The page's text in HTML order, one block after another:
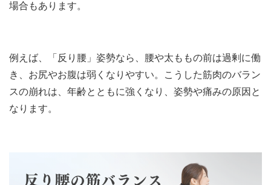
場合もあります。
例えば、「反り腰」姿勢なら、腰や太ももの前は過剰に働
き、お尻やお腹は弱くなりやすい。こうした筋肉のバラン
スの崩れは、年齢とともに強くなり、姿勢や痛みの原因と
なります。